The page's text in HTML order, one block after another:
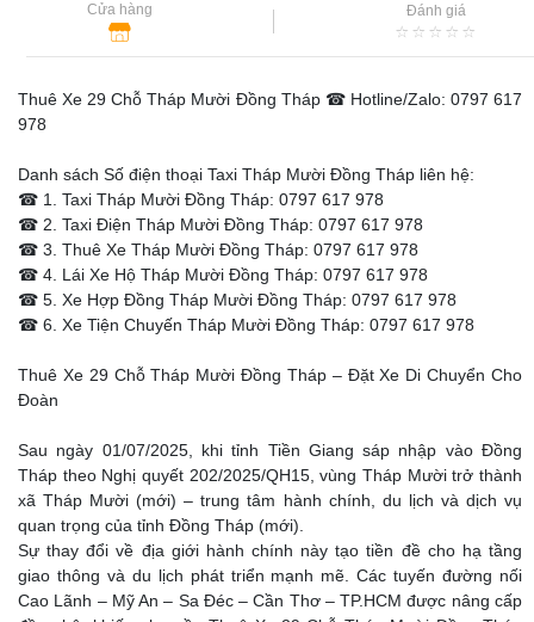
Cửa hàng Đánh giá
Thuê Xe 29 Chỗ Tháp Mười Đồng Tháp ☎ Hotline/Zalo: 0797 617
978
Danh sách Số điện thoại Taxi Tháp Mười Đồng Tháp liên hệ:
☎ 1. Taxi Tháp Mười Đồng Tháp: 0797 617 978
☎ 2. Taxi Điện Tháp Mười Đồng Tháp: 0797 617 978
☎ 3. Thuê Xe Tháp Mười Đồng Tháp: 0797 617 978
☎ 4. Lái Xe Hộ Tháp Mười Đồng Tháp: 0797 617 978
☎ 5. Xe Hợp Đồng Tháp Mười Đồng Tháp: 0797 617 978
☎ 6. Xe Tiện Chuyến Tháp Mười Đồng Tháp: 0797 617 978
Thuê Xe 29 Chỗ Tháp Mười Đồng Tháp – Đặt Xe Di Chuyển Cho
Đoàn
Sau ngày 01/07/2025, khi tỉnh Tiền Giang sáp nhập vào Đồng
Tháp theo Nghị quyết 202/2025/QH15, vùng Tháp Mười trở thành
xã Tháp Mười (mới) – trung tâm hành chính, du lịch và dịch vụ
quan trọng của tỉnh Đồng Tháp (mới).
Sự thay đổi về địa giới hành chính này tạo tiền đề cho hạ tầng
giao thông và du lịch phát triển mạnh mẽ. Các tuyến đường nối
Cao Lãnh – Mỹ An – Sa Đéc – Cần Thơ – TP.HCM được nâng cấp